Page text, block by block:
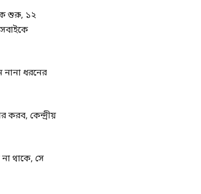
শুরু, ১২
নানা ধরনের
করব, কেন্দ্রীয়
থাকে, সে